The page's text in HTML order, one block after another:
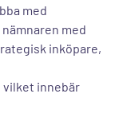
med
med
inköpare,
vilket innebär